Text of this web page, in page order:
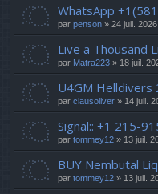
WhatsApp
par penson » 24 juil.
Live a Thousand
par Matra223 » 18 juil.
U4GM Helldivers
par clausoliver » 14 juil.
Signal:: +1 215-
par tommey12 » 13 juil.
BUY Nembutal
par tommey12 » 13 juil.